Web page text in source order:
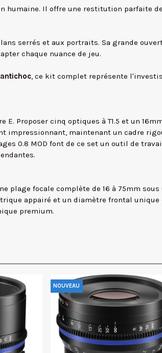
humaine. Il offre une restitution parfaite
serrés et aux portraits. Sa grande
chaque nuance de jeu.
, ce kit complet représente
Proposer cinq optiques à T1.5 et un
maintenant un cadre
0.8 MOD font de ce set un outil de
plage focale complète de 16 à 75mm
appairé et un diamètre frontal
premium.
NOUVEAU